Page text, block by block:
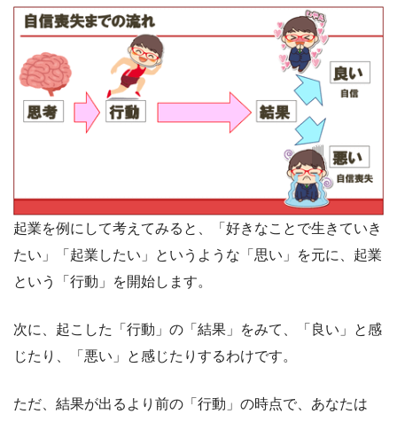
起業を例にして考えてみると、「好きなことで生きていき
たい」「起業したい」というような「思い」を元に、起業
という「行動」を開始します。
次に、起こした「行動」の「結果」をみて、「良い」と感
じたり、「悪い」と感じたりするわけです。
ただ、結果が出るより前の「行動」の時点で、あなたは